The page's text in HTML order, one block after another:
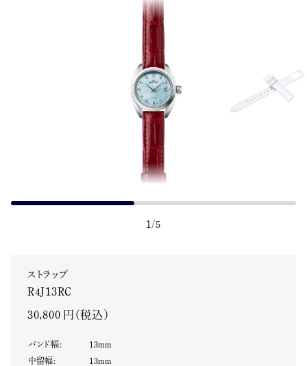
1 /5
ストラップ
R4J13RC
30,800 円（税込）
バンド幅: 13mm
中留幅: 13mm